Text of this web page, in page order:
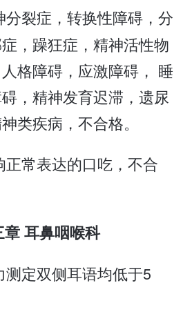
分裂症，转换性障碍，分
，躁狂症，精神活性物
格障碍，应激障碍， 睡
，精神发育迟滞，遗尿
类疾病，不合格。
正常表达的口吃，不合
章 耳鼻咽喉科
测定双侧耳语均低于5